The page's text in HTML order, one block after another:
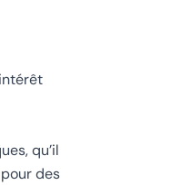
qu’il
des